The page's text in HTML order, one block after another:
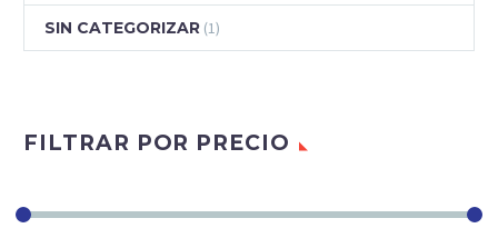
SIN CATEGORIZAR (1)
FILTRAR POR PRECIO